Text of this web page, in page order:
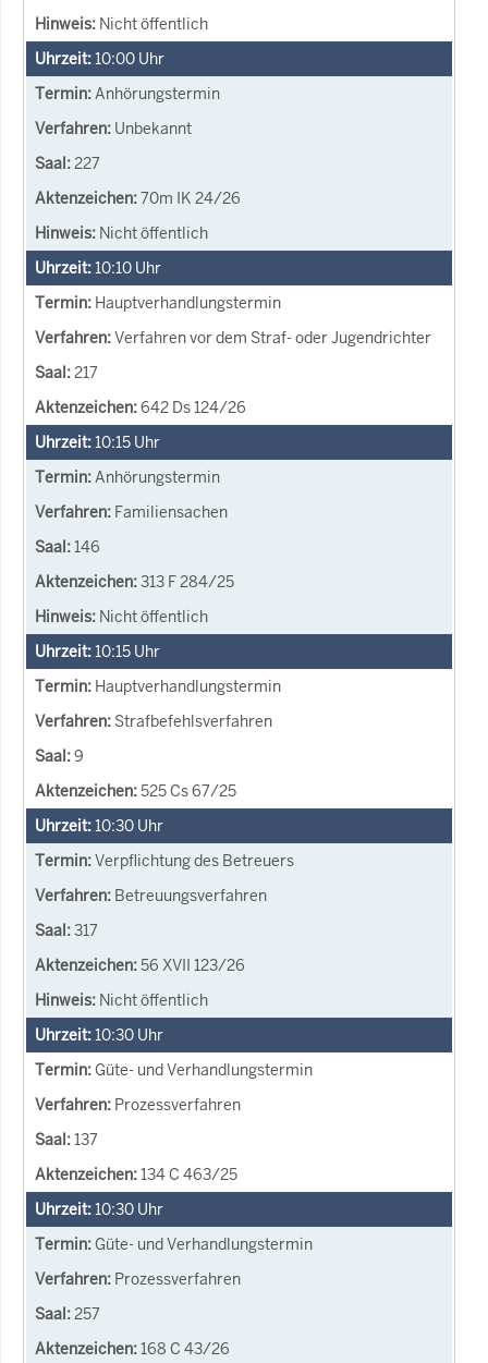
Nicht öffentlich
10:00 Uhr
Anhörungstermin
Unbekannt
227
70m IK 24/26
Nicht öffentlich
10:10 Uhr
Hauptverhandlungstermin
Verfahren vor dem Straf- oder Jugendrichter
217
642 Ds 124/26
10:15 Uhr
Anhörungstermin
Familiensachen
146
313 F 284/25
Nicht öffentlich
10:15 Uhr
Hauptverhandlungstermin
Strafbefehlsverfahren
9
525 Cs 67/25
10:30 Uhr
Verpflichtung des Betreuers
Betreuungsverfahren
317
56 XVII 123/26
Nicht öffentlich
10:30 Uhr
Güte- und Verhandlungstermin
Prozessverfahren
137
134 C 463/25
10:30 Uhr
Güte- und Verhandlungstermin
Prozessverfahren
257
168 C 43/26